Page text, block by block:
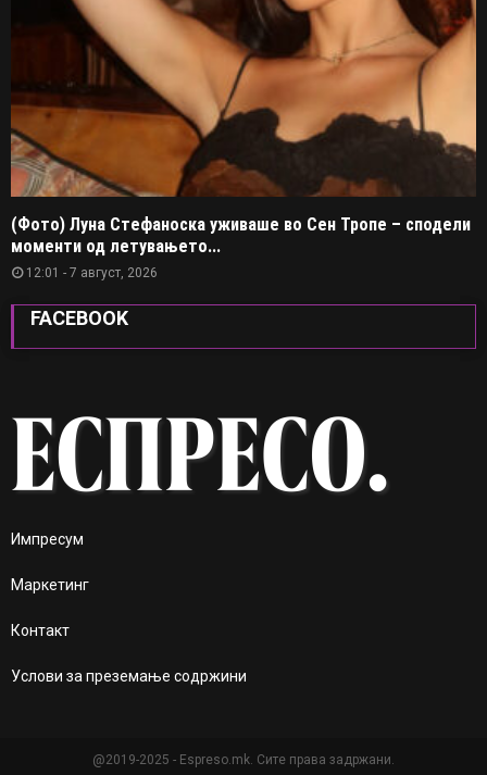
(Фото) Луна Стефаноска уживаше во Сен Тропе – сподели
моменти од летувањето...
12:01 - 7 август, 2026
FACEBOOK
Импресум
Маркетинг
Контакт
Услови за преземање содржини
@2019-2025 - Espreso.mk. Сите права задржани.